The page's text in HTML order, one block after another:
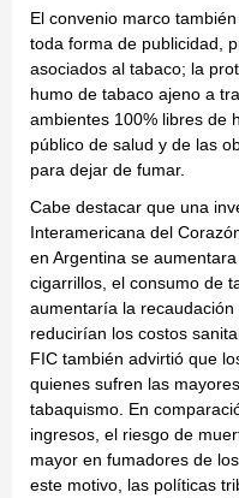
El convenio marco
toda forma de publicidad,
asociados al tabaco; la
humo de tabaco ajeno a
ambientes 100% libres de
público de salud y de las
para dejar de fumar.
Cabe destacar que una
Interamericana del
en Argentina se
cigarrillos, el consumo de
aumentaría la
reducirían los costos
FIC también advirtió que
quienes sufren las
tabaquismo. En
ingresos, el riesgo de
mayor en fumadores de
este motivo, las políticas